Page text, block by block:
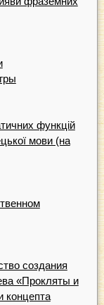
функцій
мови (на
создания
«Прокляты и
концепта